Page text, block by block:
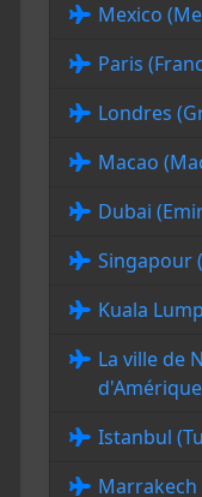
Mexico
Paris
Londres
Macao
Dubai
Singapour
Kuala
La ville de
Istanbul
Marrakech